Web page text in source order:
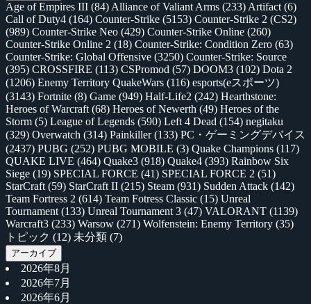
Age of Empires III (84) Alliance of Valiant Arms (233) Artifact (6)
Call of Duty4 (164) Counter-Strike (5153) Counter-Strike 2 (CS2)
(989) Counter-Strike Neo (429) Counter-Strike Online (260)
Counter-Strike Online 2 (18) Counter-Strike: Condition Zero (63)
Counter-Strike: Global Offensive (3250) Counter-Strike: Source
(395) CROSSFIRE (113) CSPromod (57) DOOM3 (102) Dota 2
(1206) Enemy Territory QuakeWars (116) esports(eスポーツ)
(3143) Fortnite (8) Game (949) Half-Life2 (242) Hearthstone:
Heroes of Warcraft (68) Heroes of Newerth (49) Heroes of the
Storm (5) League of Legends (590) Left 4 Dead (154) negitaku
(329) Overwatch (314) Painkiller(133) PC・ゲーミングデバイス
(2437) PUBG (252) PUBG MOBILE (3) Quake Champions (117)
QUAKE LIVE (464) Quake3 (918) Quake4 (393) Rainbow Six
Siege (19) SPECIAL FORCE (41) SPECIAL FORCE 2 (51)
StarCraft (59) StarCraft II (215) Steam (931) Sudden Attack (142)
Team Fortress 2 (614) Team Fotress Classic (15) Unreal
Tournament (133) Unreal Tournament 3 (47) VALORANT (1139)
Warcraft3 (233) Warsow (271) Wolfenstein: Enemy Territory (35)
トピック (12) 未分類 (7)
アーカイブ
2026年8月
2026年7月
2026年6月